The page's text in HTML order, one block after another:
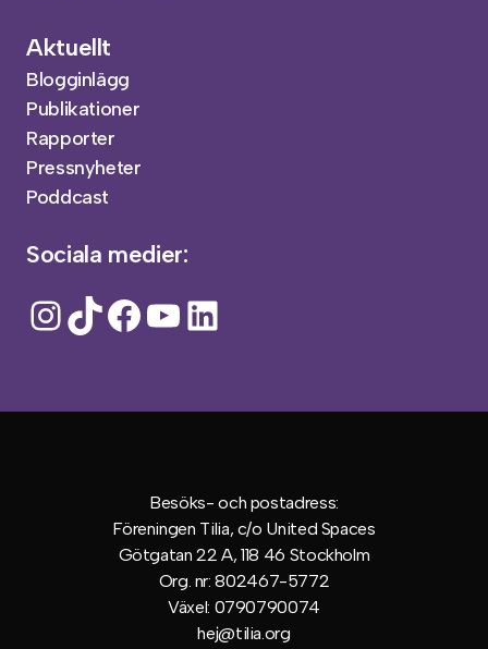
Aktuellt
Blogginlägg
Publikationer
Rapporter
Pressnyheter
Poddcast
Sociala medier:
Instagram
TikTok
Facebook
YouTube
LinkedIn
Besöks- och postadress:
Föreningen Tilia, c/o United Spaces
Götgatan 22 A, 118 46 Stockholm
Org. nr: 802467-5772
Växel: 0790790074
hej@tilia.org